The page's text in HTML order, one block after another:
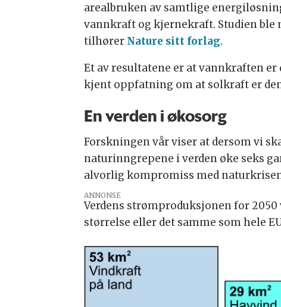
arealbruken av samtlige
vannkraft og kjernekraft. Studien
tilhører Nature sitt forlag.
Et av resultatene er at vannkraften
kjent oppfatning om at solkraft er
En verden i økosorg
Forskningen vår viser at dersom vi
naturinngrepene i verden øke seks
alvorlig kompromiss med
ANNONSE
Verdens strømproduksjonen for
størrelse eller det samme som hele